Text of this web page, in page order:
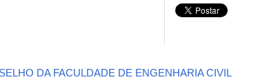
DA FACULDADE DE ENGENHARIA CIVIL